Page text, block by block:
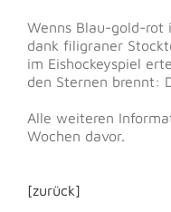
Wenns Blau-gold-rot
dank filigraner
im Eishockeyspiel
den Sternen brennt:
Alle weiteren
Wochen davor.
[zurück]